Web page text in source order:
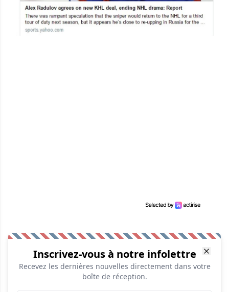
Inscrivez-vous à notre infolettre
Recevez les dernières nouvelles directement dans votre
boîte de réception.